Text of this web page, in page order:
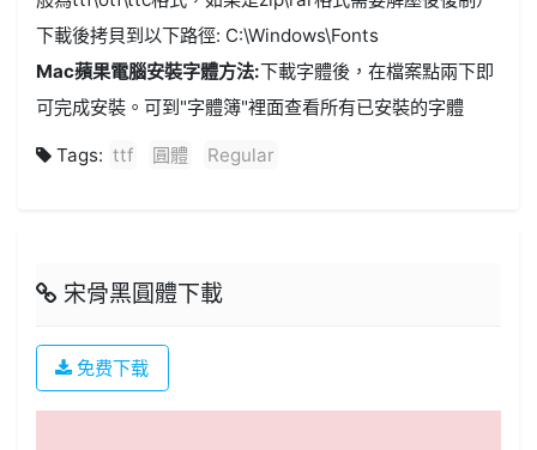
下載後拷貝到以下路徑: C:\Windows\Fonts
Mac蘋果電腦安裝字體方法:下載字體後，在檔案點兩下即
可完成安裝。可到"字體簿"裡面查看所有已安裝的字體
Tags: ttf 圓體 Regular
宋骨黑圓體下載
免费下载